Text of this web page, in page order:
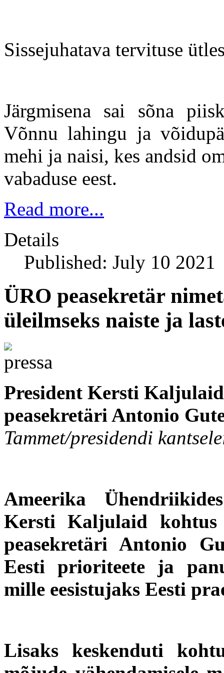
Sissejuhatava tervituse
Järgmisena sai sõna
Võnnu lahingu ja
mehi ja naisi, kes andsid
vabaduse eest.
Read more...
Details
Published: July 10 2021
ÜRO peasekretär
üleilmseks naiste ja
President Kersti
peasekretäri Antonio
Tammet/presidendi
Ameerika
Kersti Kaljulaid
peasekretäri Antonio
Eesti prioriteete ja
mille eesistujaks Eesti
Lisaks keskenduti